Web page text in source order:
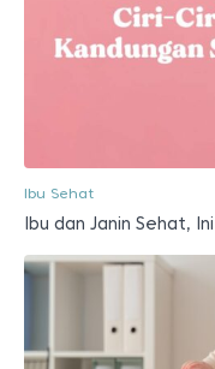
Ibu Sehat
Ibu dan Janin Sehat,